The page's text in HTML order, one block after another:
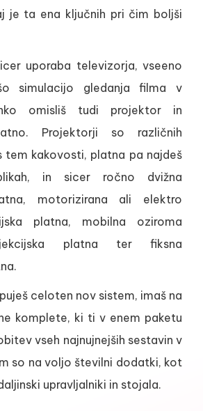
je ta ena ključnih pri čim boljši
uporaba televizorja, vseeno
simulacijo gledanja filma v
omisliš tudi projektor in
Projektorji so različnih
tem kakovosti, platna pa najdeš
in sicer ročno dvižna
motorizirana ali elektro
platna, mobilna oziroma
platna ter fiksna
celoten nov sistem, imaš na
komplete, ki ti v enem paketu
vseh najnujnejših sestavin v
so na voljo številni dodatki, kot
upravljalniki in stojala.